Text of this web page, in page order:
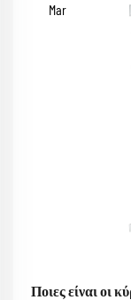
Mar
Ποιες είναι οι